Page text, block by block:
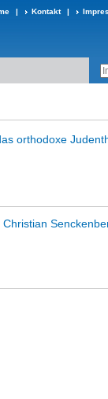
| Kontakt |
orthodoxe